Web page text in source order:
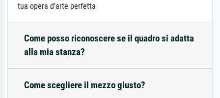
tua opera d'arte perfetta
Come posso riconoscere se il quadro si adatta
alla mia stanza?
Come scegliere il mezzo giusto?